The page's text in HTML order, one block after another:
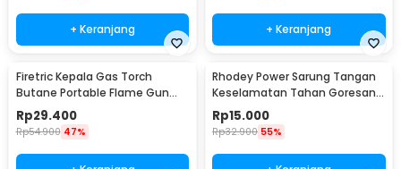
+ Keranjang + Keranjang
Firetric Kepala Gas Torch
Butane Portable Flame Gun
Adjustable - 807
Rp29.400
Rp54.900 47%
Rhodey Power Sarung Tangan
Keselamatan Tahan Goresan
Pisau - EN388
Rp15.000
Rp32.900 55%